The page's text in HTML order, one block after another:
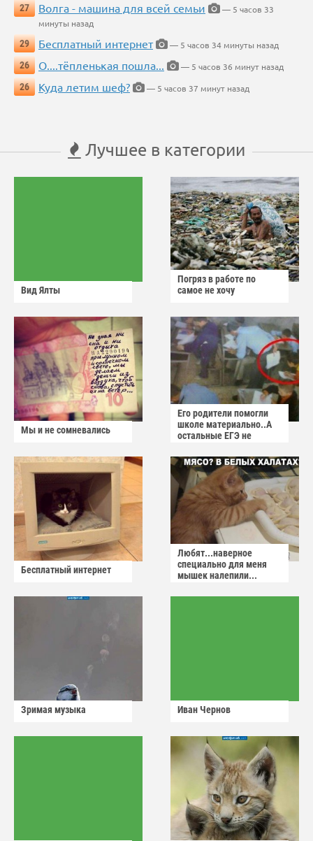
27
Волга - машина для всей семьи
— 5 часов 33
минуты назад
29
Бесплатный интернет
— 5 часов 34 минуты назад
26
О....тёпленькая пошла...
— 5 часов 36 минут назад
26
Куда летим шеф? — 5 часов 37 минут назад
Лучшее в категории
Вид Ялты
Погряз в работе по
самое не хочу
Мы и не сомневались
Его родители помогли
школе материально..А
остальные ЕГЭ не
Бесплатный интернет
Любят...наверное
специально для меня
мышек налепили...
Зримая музыка Иван Чернов